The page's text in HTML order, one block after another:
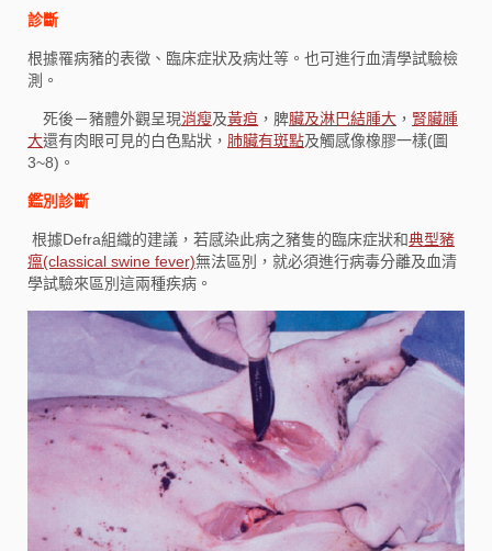
診斷
根據罹病豬的表徵、臨床症狀及病灶等。也可進行血清學試驗檢
測。
死後－豬體外觀呈現消瘦及黃疸 ，脾臟及淋巴結腫大 ， 腎臟腫
大還有肉眼可見的白色點狀， 肺臟有斑點及觸感像橡膠一樣(圖
3~8)。
鑑別診斷
根據Defra組織的建議，若感染此病之豬隻的臨床症狀和典型豬
瘟(classical swine fever)無法區別，就必須進行病毒分離及血清
學試驗來區別這兩種疾病。